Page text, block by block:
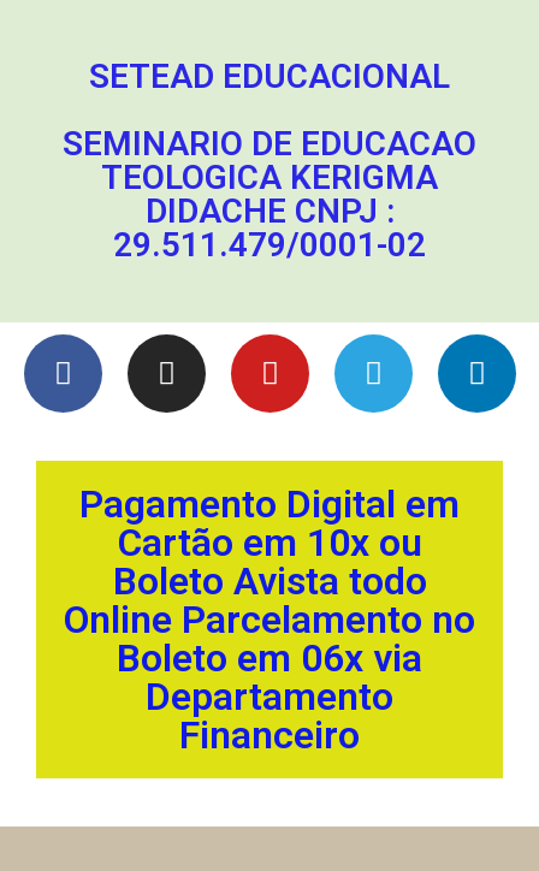
SETEAD EDUCACIONAL
SEMINARIO DE EDUCACAO
TEOLOGICA KERIGMA
DIDACHE CNPJ :
29.511.479/0001-02
Pagamento Digital em
Cartão em 10x ou
Boleto Avista todo
Online Parcelamento no
Boleto em 06x via
Departamento
Financeiro